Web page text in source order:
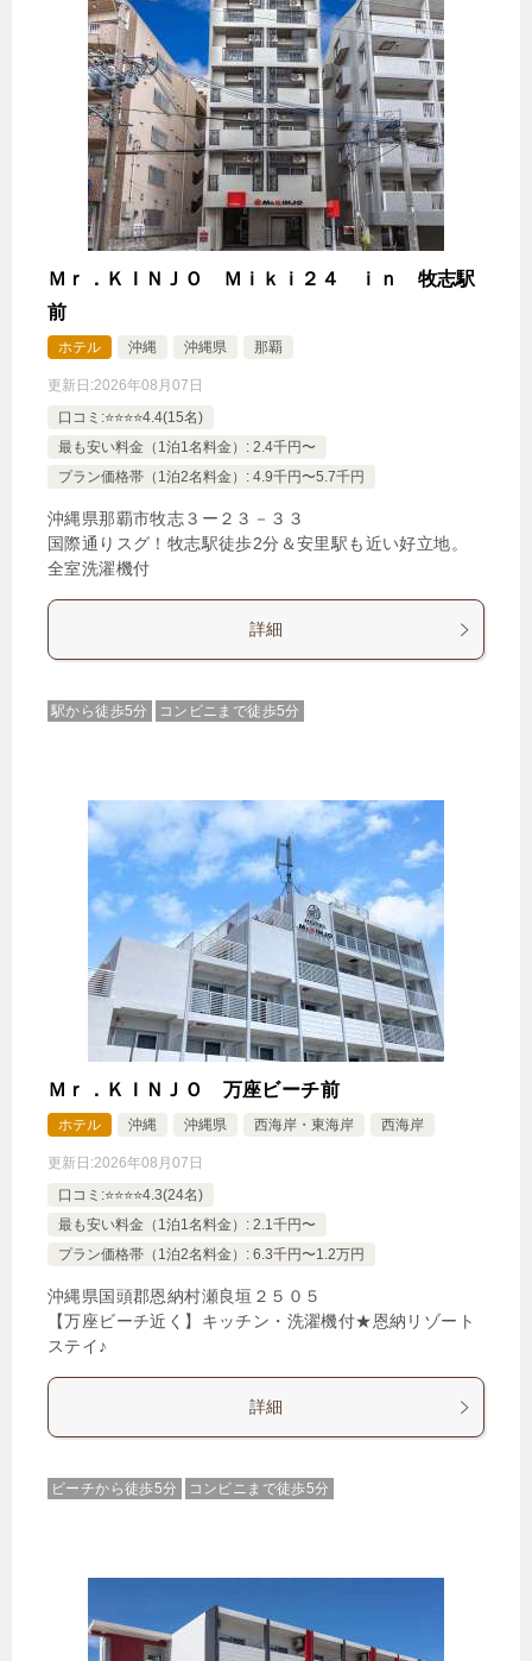
Ｍｒ．ＫＩＮＪＯ Ｍｉｋｉ２４ ｉｎ 牧志駅
前
ホテル 沖縄 沖縄県 那覇
更新日:2026年08月07日
口コミ:⭐️⭐️⭐️⭐️4.4(15名)
最も安い料金（1泊1名料金）: 2.4千円〜
プラン価格帯（1泊2名料金）: 4.9千円〜5.7千円
沖縄県那覇市牧志３ー２３－３３
国際通りスグ！牧志駅徒歩2分＆安里駅も近い好立地。
全室洗濯機付
詳細
駅から徒歩5分 コンビニまで徒歩5分
Ｍｒ．ＫＩＮＪＯ 万座ビーチ前
ホテル 沖縄 沖縄県 西海岸・東海岸 西海岸
更新日:2026年08月07日
口コミ:⭐️⭐️⭐️⭐️4.3(24名)
最も安い料金（1泊1名料金）: 2.1千円〜
プラン価格帯（1泊2名料金）: 6.3千円〜1.2万円
沖縄県国頭郡恩納村瀬良垣２５０５
【万座ビーチ近く】キッチン・洗濯機付★恩納リゾート
ステイ♪
詳細
ビーチから徒歩5分 コンビニまで徒歩5分